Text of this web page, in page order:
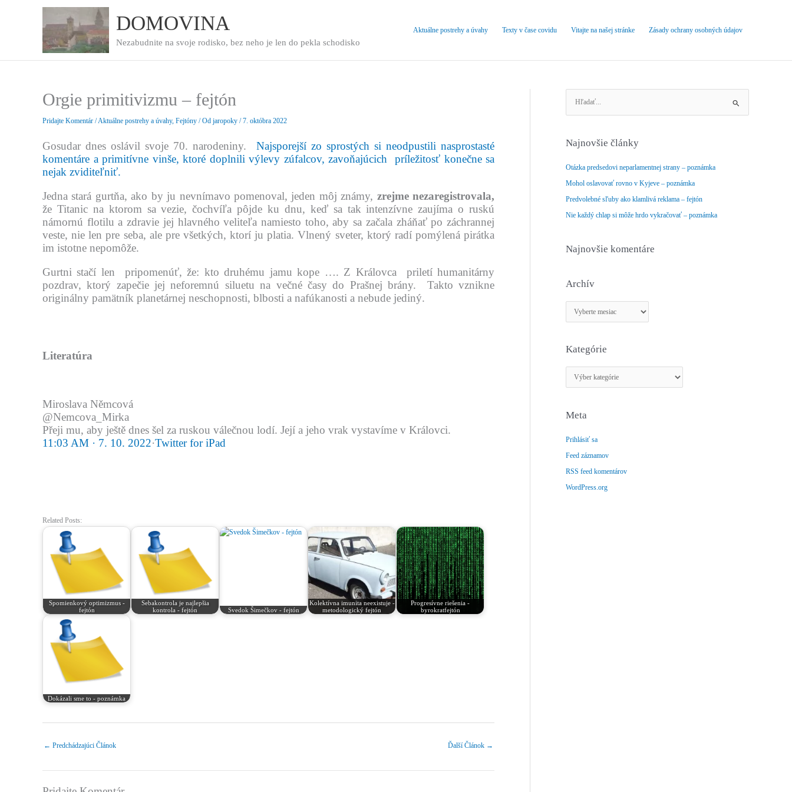
DOMOVINA
Nezabudnite na svoje rodisko, bez neho je len do pekla schodisko
Aktuálne postrehy a úvahy Texty v čase covidu Vitajte na našej stránke Zásady ochrany osobných údajov
Orgie primitivizmu – fejtón
Pridajte Komentár /Aktuálne postrehy a úvahy, Fejtóny / Od jaropoky /7. októbra 2022
Gosudar dnes oslávil svoje 70. narodeniny. Najsporejší zo sprostých si neodpustili nasprostasté
komentáre a primitívne vinše, ktoré doplnili výlevy zúfalcov, zavoňajúcich príležitosť konečne sa
nejak zviditeľniť.
Jedna stará gurtňa, ako by ju nevnímavo pomenoval, jeden môj známy, zrejme nezaregistrovala,
že Titanic na ktorom sa vezie, čochvíľa pôjde ku dnu, keď sa tak intenzívne zaujíma o ruskú
námornú flotilu a zdravie jej hlavného veliteľa namiesto toho, aby sa začala zháňať po záchrannej
veste, nie len pre seba, ale pre všetkých, ktorí ju platia. Vlnený sveter, ktorý radí pomýlená pirátka
im istotne nepomôže.
Gurtni stačí len pripomenúť, že: kto druhému jamu kope …. Z Královca priletí humanitárny
pozdrav, ktorý zapečie jej neforemnú siluetu na večné časy do Prašnej brány. Takto vznikne
originálny pamätník planetárnej neschopnosti, blbosti a nafúkanosti a nebude jediný.
Literatúra
Miroslava Němcová
@Nemcova_Mirka
Přeji mu, aby ještě dnes šel za ruskou válečnou lodí. Její a jeho vrak vystavíme v Královci.
11:03 AM · 7. 10. 2022·Twitter for iPad
Related Posts:
Spomienkový optimizmus -
fejtón
Sebakontrola je najlepšia
kontrola - fejtón
Svedok Šimečkov - fejtón
Kolektívna imunita neexistuje -
metodologický fejtón
Progresívne riešenia -
byrokratfejtón
Dokázali sme to - poznámka
← Predchádzajúci Článok Ďalší Článok →
ľ
d
a
ť
Najnovšie články
Otázka predsedovi neparlamentnej strany – poznámka
Mohol oslavovať rovno v Kyjeve – poznámka
Predvolebné sľuby ako klamlivá reklama – fejtón
Nie každý chlap si môže hrdo vykračovať – poznámka
Najnovšie komentáre
Archív
r
h
Kategórie
a
e
ó
r
i
e
Meta
Prihlásiť sa
Feed záznamov
RSS feed komentárov
WordPress.org